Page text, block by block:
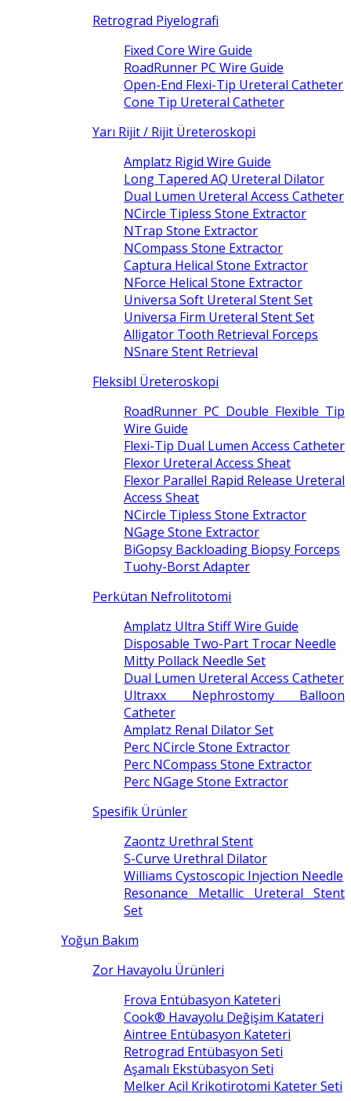
Retrograd Piyelografi
Fixed Core Wire Guide
RoadRunner PC Wire Guide
Open-End Flexi-Tip Ureteral Catheter
Cone Tip Ureteral Catheter
Yarı Rijit / Rijit Üreteroskopi
Amplatz Rigid Wire Guide
Long Tapered AQ Ureteral Dilator
Dual Lumen Ureteral Access Catheter
NCircle Tipless Stone Extractor
NTrap Stone Extractor
NCompass Stone Extractor
Captura Helical Stone Extractor
NForce Helical Stone Extractor
Universa Soft Ureteral Stent Set
Universa Firm Ureteral Stent Set
Alligator Tooth Retrieval Forceps
NSnare Stent Retrieval
Fleksibl Üreteroskopi
RoadRunner PC Double Flexible Tip
Wire Guide
Flexi-Tip Dual Lumen Access Catheter
Flexor Ureteral Access Sheat
Flexor Parallel Rapid Release Ureteral
Access Sheat
NCircle Tipless Stone Extractor
NGage Stone Extractor
BiGopsy Backloading Biopsy Forceps
Tuohy-Borst Adapter
Perkütan Nefrolitotomi
Amplatz Ultra Stiff Wire Guide
Disposable Two-Part Trocar Needle
Mitty Pollack Needle Set
Dual Lumen Ureteral Access Catheter
Ultraxx Nephrostomy Balloon
Catheter
Amplatz Renal Dilator Set
Perc NCircle Stone Extractor
Perc NCompass Stone Extractor
Perc NGage Stone Extractor
Spesifik Ürünler
Zaontz Urethral Stent
S-Curve Urethral Dilator
Williams Cystoscopic Injection Needle
Resonance Metallic Ureteral Stent
Set
Yoğun Bakım
Zor Havayolu Ürünleri
Frova Entübasyon Kateteri
Cook® Havayolu Değişim Katateri
Aintree Entübasyon Kateteri
Retrograd Entübasyon Seti
Aşamalı Ekstübasyon Seti
Melker Acil Krikotirotomi Kateter Seti